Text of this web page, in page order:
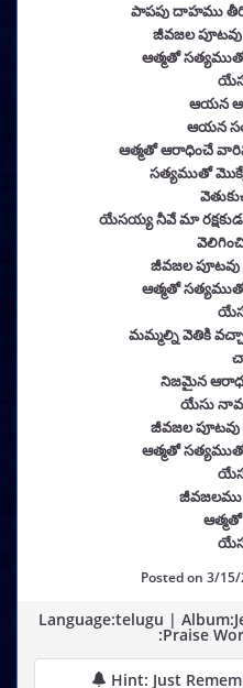
పాపపు దాహము తీరి
జీవజల
ఆత్మతో
ఆయన
ఆయన
ఆత్మతో ఆరాధించే
సత్యముతో
యేసయ్య నీవే మా
జీవజల
ఆత్మతో
మమ్మల్ని వెతికి
నిజమైన
యేసు
జీవజల
ఆత్మతో
Posted on 3/15/
Language:telugu |
:Praise
Hint: Just